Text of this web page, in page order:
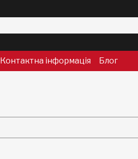
Контактна інформація Блог